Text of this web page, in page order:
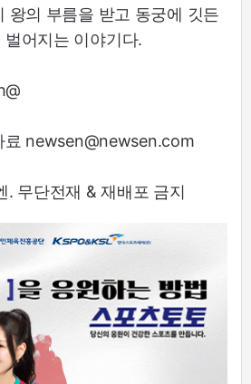
왕의 부름을 받고 동궁에 깃든
어지는 이야기다.
료 newsen@newsen.com
무단전재 & 재배포 금지